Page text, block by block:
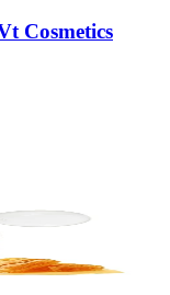
Cosmetics